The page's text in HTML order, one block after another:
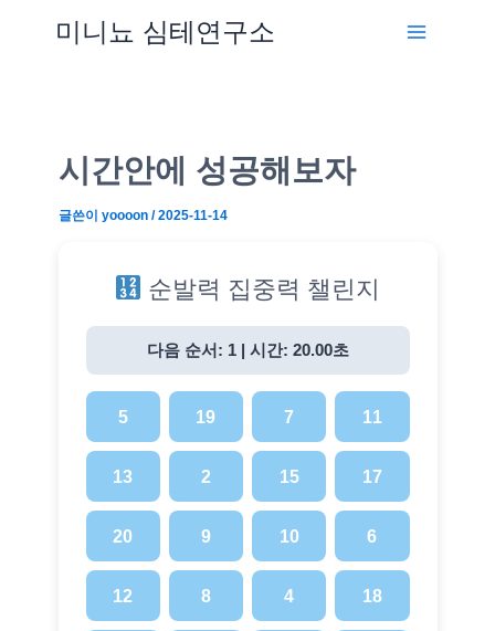
텐
로
미니뇨 심테연구소
시간안에 성공해보자
글쓴이 yoooon /2025-11-14
순발력 집중력 챌린지
다음 순서: 1| 시간: 20.00초
5 19 7 11
13 2 15 17
20 9 10 6
12 8 4 18